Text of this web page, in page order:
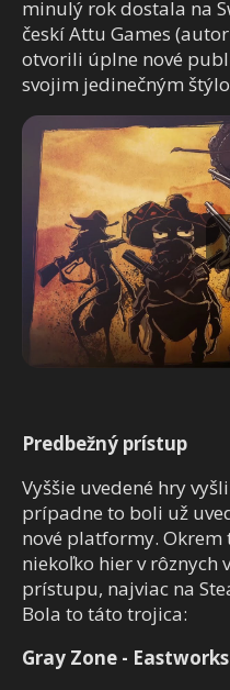
minulý rok dostala na
českí Attu Games
otvorili úplne nové
svojim jedinečným
Predbežný prístup
Vyššie uvedené hry
prípadne to boli už
nové platformy. Okrem
niekoľko hier v rôznych
prístupu, najviac na
Bola to táto trojica:
Gray Zone - Eastworks